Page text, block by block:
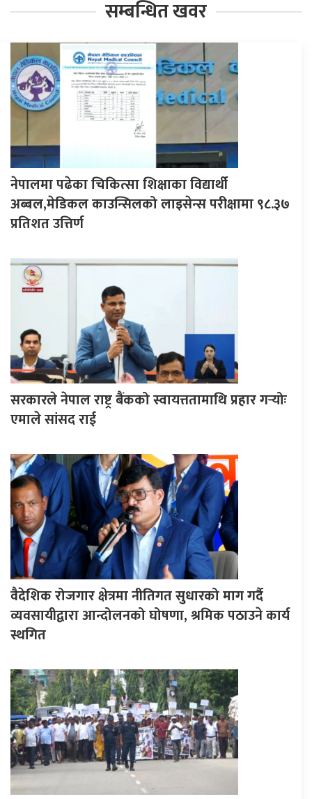
सम्बन्धित खवर
नेपालमा पढेका चिकित्सा शिक्षाका विद्यार्थी
अब्बल,मेडिकल काउन्सिलको लाइसेन्स परीक्षामा ९८.३७
प्रतिशत उत्तिर्ण
सरकारले नेपाल राष्ट्र बैंकको स्वायत्ततामाथि प्रहार गर्‍योः
एमाले सांसद राई
वैदेशिक रोजगार क्षेत्रमा नीतिगत सुधारको माग गर्दै
व्यवसायीद्वारा आन्दोलनको घोषणा, श्रमिक पठाउने कार्य
स्थगित